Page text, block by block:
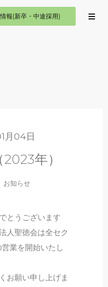
報(新卒・中途採用)
月04日
年）
お知らせ
とうございます
人聖徳会は全セク
業を開始いたし
お願い申し上げま